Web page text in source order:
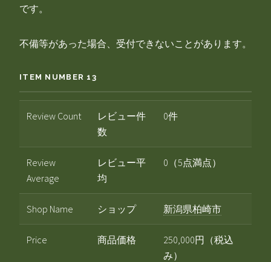
です。
不備等があった場合、受付できないことがあります。
ITEM NUMBER 13
Review Count
レビュー件
数
0件
Review
Average
レビュー平
均
0（5点満点）
Shop Name ショップ 新潟県柏崎市
Price 商品価格
250,000円（税込
み）